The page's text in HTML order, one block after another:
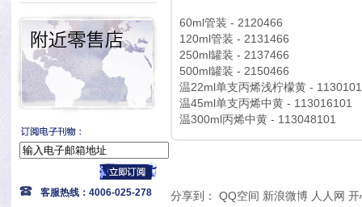
客服热线：4006-025-278
60ml管装 - 2120466
120ml管装 - 2131466
250ml罐装 - 2137466
500ml罐装 - 2150466
温22ml单支丙烯浅柠檬黄 -
温45ml单支丙烯中黄 - 113016101
温300ml丙烯中黄 - 113048101
分享到： QQ空间 新浪微博 人人网 开